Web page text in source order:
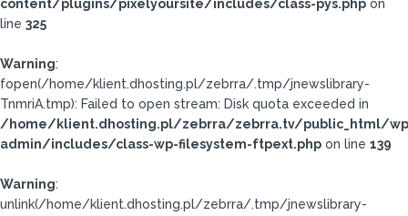
content/plugins/pixelyoursite/includes/class-pys.php on
line 325
Warning:
fopen(/home/klient.dhosting.pl/zebrra/.tmp/jnewslibrary-
TnmriA.tmp): Failed to open stream: Disk quota exceeded in
/home/klient.dhosting.pl/zebrra/zebrra.tv/public_html/
admin/includes/class-wp-filesystem-ftpext.php on line 139
Warning:
unlink(/home/klient.dhosting.pl/zebrra/.tmp/jnewslibrary-